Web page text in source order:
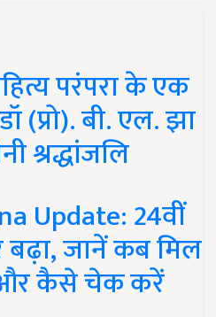
परंपरा के एक
(प्रो). बी. एल. झा
श्रद्धांजलि
Update: 24वीं
बढ़ा, जानें कब मिल
कैसे चेक करें